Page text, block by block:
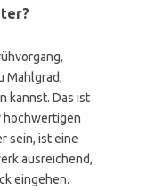
Mahlgrad,
kannst. Das ist
hochwertigen
sein, ist eine
ausreichend,
eingehen.